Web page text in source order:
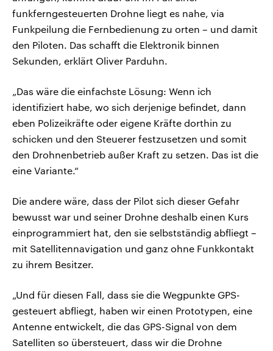
funkferngesteuerten Drohne liegt es nahe, via
Funkpeilung die Fernbedienung zu orten – und damit
den Piloten. Das schafft die Elektronik binnen
Sekunden, erklärt Oliver Parduhn.
„Das wäre die einfachste Lösung: Wenn ich
identifiziert habe, wo sich derjenige befindet, dann
eben Polizeikräfte oder eigene Kräfte dorthin zu
schicken und den Steuerer festzusetzen und somit
den Drohnenbetrieb außer Kraft zu setzen. Das ist die
eine Variante.“
Die andere wäre, dass der Pilot sich dieser Gefahr
bewusst war und seiner Drohne deshalb einen Kurs
einprogrammiert hat, den sie selbstständig abfliegt –
mit Satellitennavigation und ganz ohne Funkkontakt
zu ihrem Besitzer.
„Und für diesen Fall, dass sie die Wegpunkte GPS-
gesteuert abfliegt, haben wir einen Prototypen, eine
Antenne entwickelt, die das GPS-Signal von dem
Satelliten so übersteuert, dass wir die Drohne